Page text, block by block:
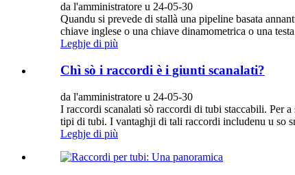
da l'amministratore u 24-05-30
Quandu si prevede di stallà una pipeline basata
chiave inglese o una chiave dinamometrica o una
Leghje di più
Chì sò i raccordi è i giunti scanalati?
da l'amministratore u 24-05-30
I raccordi scanalati sò raccordi di tubi staccabili. Per
tipi di tubi. I vantaghji di tali raccordi includenu u so
Leghje di più